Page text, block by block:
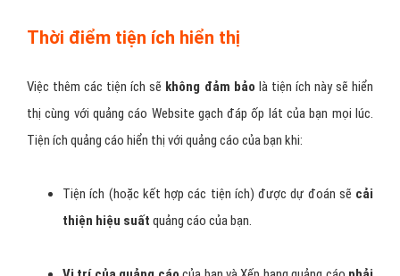
Thời điểm tiện ích hiển thị
Việc thêm các tiện ích sẽ không đảm bảo là tiện ích này sẽ hiển
thị cùng với quảng cáo Website gạch đáp ốp lát của bạn mọi lúc.
Tiện ích quảng cáo hiển thị với quảng cáo của bạn khi:
Tiện ích (hoặc kết hợp các tiện ích) được dự đoán sẽ cải
thiện hiệu suất quảng cáo của bạn.